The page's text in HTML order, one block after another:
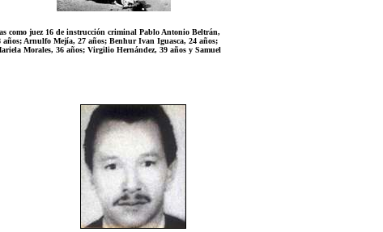
como juez 16 de instrucción criminal Pablo Antonio Beltrán,
Arnulfo Mejía, 27 años; Benhur Ivan Iguasca, 24 años;
Morales, 36 años; Virgilio Hernández, 39 años y Samuel